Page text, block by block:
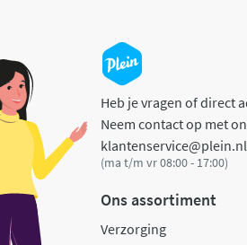
Heb je vragen of direct
Neem contact op met
klantenservice@plein.nl
(ma t/m vr 08:00 - 17:00)
Ons assortiment
Verzorging